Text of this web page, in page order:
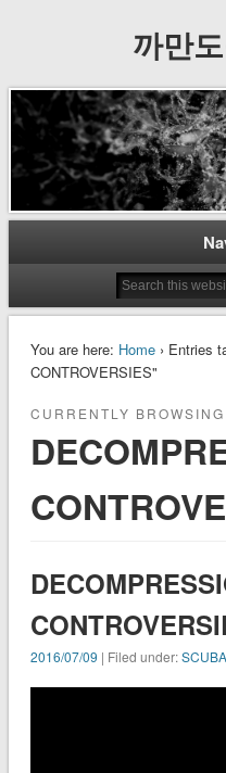
까만
You are here: Home› Entries
CONTROVERSIES"
CURRENTLY BROWSING
2016/07/09 | Filed under:SCUBA